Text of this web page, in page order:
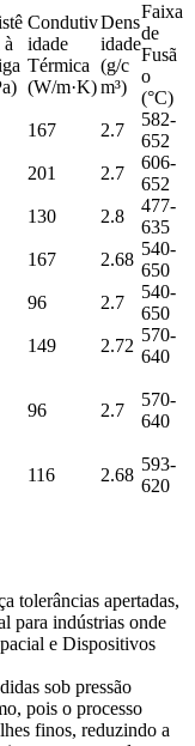
Condutiv
idade
Térmica
(W/m·K)
Dens
idade
(g/c
m³)
Faixa
de
Fusã
o
(°C)
167 2.7
582-
652
201 2.7
606-
652
130 2.8
477-
635
167 2.68
540-
650
96 2.7
540-
650
149 2.72
570-
640
96 2.7
570-
640
116 2.68
593-
620
tolerâncias apertadas,
para indústrias onde
e Dispositivos
sob pressão
pois o processo
finos, reduzindo a